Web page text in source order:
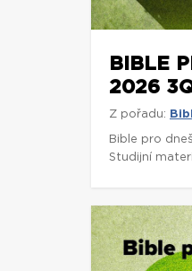
BIBLE
2026
Z pořadu:
Bible pro
Studijní